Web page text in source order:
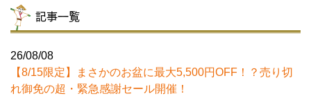
記事一覧
26/08/08
【8/15限定】まさかのお盆に最大5,500円OFF！？売り切
れ御免の超・緊急感謝セール開催！